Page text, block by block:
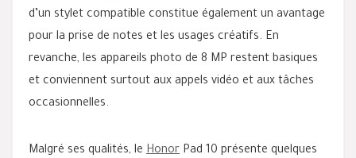
d’un stylet compatible constitue également un avantage
pour la prise de notes et les usages créatifs. En
revanche, les appareils photo de 8 MP restent basiques
et conviennent surtout aux appels vidéo et aux tâches
occasionnelles.
Malgré ses qualités, le Honor Pad 10 présente quelques